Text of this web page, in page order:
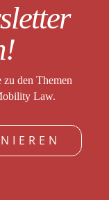
zu den Themen
Law.